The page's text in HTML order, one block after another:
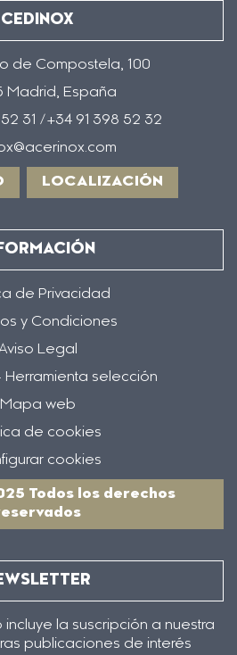
CEDINOX
de Compostela, 100
Madrid, España
52 31 /+34 91 398 52 32
LOCALIZACIÓN
de Privacidad
y Condiciones
Legal
Herramienta selección
Mapa web
de cookies
cookies
Todos los derechos
la suscripción a nuestra
publicaciones de interés